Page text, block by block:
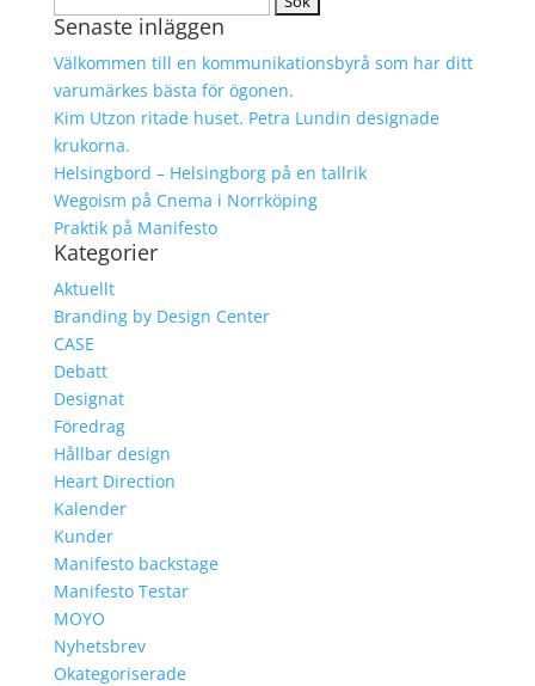
efter:
Senaste inläggen
Välkommen till en kommunikationsbyrå som har ditt
varumärkes bästa för ögonen.
Kim Utzon ritade huset. Petra Lundin designade
krukorna.
Helsingbord – Helsingborg på en tallrik
Wegoism på Cnema i Norrköping
Praktik på Manifesto
Kategorier
Aktuellt
Branding by Design Center
CASE
Debatt
Designat
Föredrag
Hållbar design
Heart Direction
Kalender
Kunder
Manifesto backstage
Manifesto Testar
MOYO
Nyhetsbrev
Okategoriserade